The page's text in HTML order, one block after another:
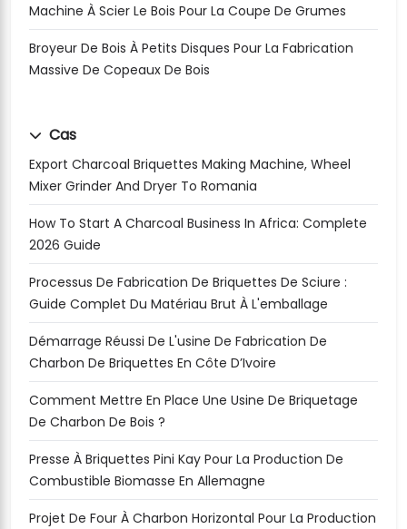
Machine À Scier Le Bois Pour La Coupe De Grumes
Broyeur De Bois À Petits Disques Pour La Fabrication
Massive De Copeaux De Bois
Cas
Export Charcoal Briquettes Making Machine, Wheel
Mixer Grinder And Dryer To Romania
How To Start A Charcoal Business In Africa: Complete
2026 Guide
Processus De Fabrication De Briquettes De Sciure :
Guide Complet Du Matériau Brut À L'emballage
Démarrage Réussi De L'usine De Fabrication De
Charbon De Briquettes En Côte D’Ivoire
Comment Mettre En Place Une Usine De Briquetage
De Charbon De Bois ?
Presse À Briquettes Pini Kay Pour La Production De
Combustible Biomasse En Allemagne
Projet De Four À Charbon Horizontal Pour La Production